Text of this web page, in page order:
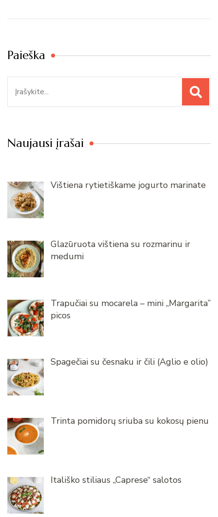
Paieška
Naujausi įrašai
Vištiena rytietiškame jogurto marinate
Glazūruota vištiena su rozmarinu ir
medumi
Trapučiai su mocarela – mini „Margarita”
picos
Spagečiai su česnaku ir čili (Aglio e olio)
Trinta pomidorų sriuba su kokosų pienu
Itališko stiliaus „Caprese“ salotos